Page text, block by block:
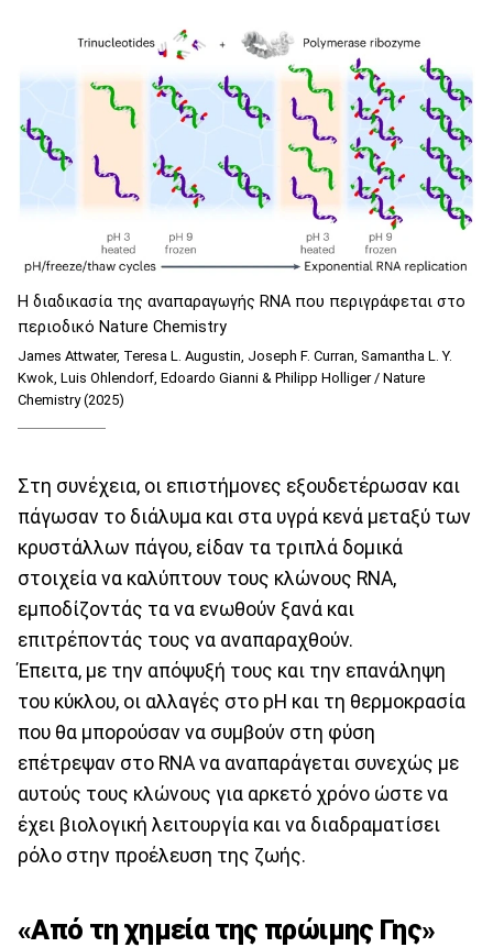
Η διαδικασία της αναπαραγωγής RNA που περιγράφεται στο
περιοδικό Nature Chemistry
James Attwater, Teresa L. Augustin, Joseph F. Curran, Samantha L. Y.
Kwok, Luis Ohlendorf, Edoardo Gianni & Philipp Holliger / Nature
Chemistry (2025)
Στη συνέχεια, οι επιστήμονες εξουδετέρωσαν και
πάγωσαν το διάλυμα και στα υγρά κενά μεταξύ των
κρυστάλλων πάγου, είδαν τα τριπλά δομικά
στοιχεία να καλύπτουν τους κλώνους RNA,
εμποδίζοντάς τα να ενωθούν ξανά και
επιτρέποντάς τους να αναπαραχθούν.
Έπειτα, με την απόψυξή τους και την επανάληψη
του κύκλου, οι αλλαγές στο pH και τη θερμοκρασία
που θα μπορούσαν να συμβούν στη φύση
επέτρεψαν στο RNA να αναπαράγεται συνεχώς με
αυτούς τους κλώνους για αρκετό χρόνο ώστε να
έχει βιολογική λειτουργία και να διαδραματίσει
ρόλο στην προέλευση της ζωής.
«Από τη χημεία της πρώιμης Γης»